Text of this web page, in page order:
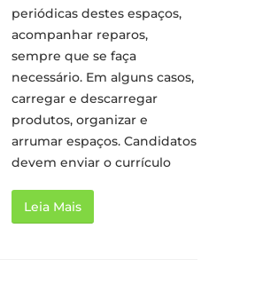
periódicas destes espaços,
acompanhar reparos,
sempre que se faça
necessário. Em alguns casos,
carregar e descarregar
produtos, organizar e
arrumar espaços. Candidatos
devem enviar o currículo
Leia Mais